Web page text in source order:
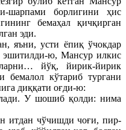
шарпами борлигини ҳис
бемаҳал қичқирган
эди.
яъни, усти ёпиқ ўчокдар
эшитилди-ю, Мансур илкис
йўқ, йирик-йирик
кўтариб тургани
диққати оғди-ю:
У шошиб қолди: нима
итдан чўчишди чоғи, пир-